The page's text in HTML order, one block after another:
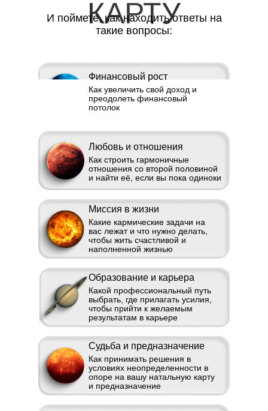
КАРТУ
И поймете, как находить ответы на
такие вопросы:
Финансовый рост
Как увеличить свой доход и
преодолеть финансовый
потолок
Миссия в жизни
Какие кармические задачи на
вас лежат и что нужно делать,
чтобы жить счастливой и
наполненной жизнью
Судьба и предназначение
Как принимать решения в
условиях неопределенности в
опоре на вашу натальную карту
и предназначение
Образование и карьера
Какой профессиональный путь
выбрать, где прилагать усилия,
чтобы прийти к желаемым
результатам в карьере
Любовь и отношения
Как строить гармоничные
отношения со второй половиной
и найти её, если вы пока одиноки